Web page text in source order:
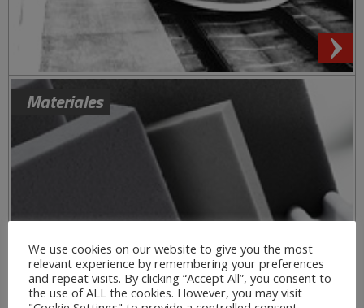
Materiales
We use cookies on our website to give you the most
relevant experience by remembering your preferences
and repeat visits. By clicking “Accept All”, you consent to
the use of ALL the cookies. However, you may visit